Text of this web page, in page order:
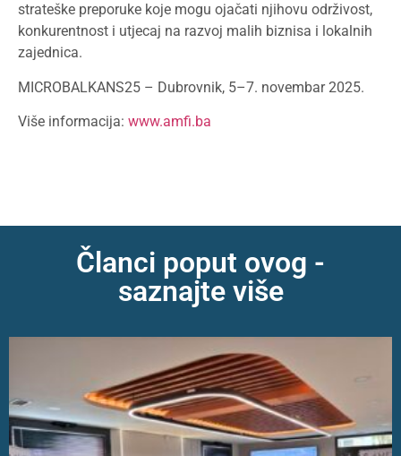
strateške preporuke koje mogu ojačati njihovu održivost,
konkurentnost i utjecaj na razvoj malih biznisa i lokalnih
zajednica.
MICROBALKANS25 – Dubrovnik, 5–7. novembar 2025.
Više informacija: www.amfi.ba
Članci poput ovog -
saznajte više